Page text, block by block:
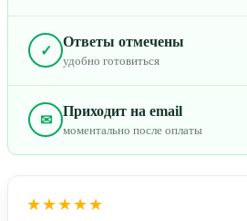
✓
Ответы отмечены
удобно готовиться
✉
Приходит на email
моментально после оплаты
★★★★★